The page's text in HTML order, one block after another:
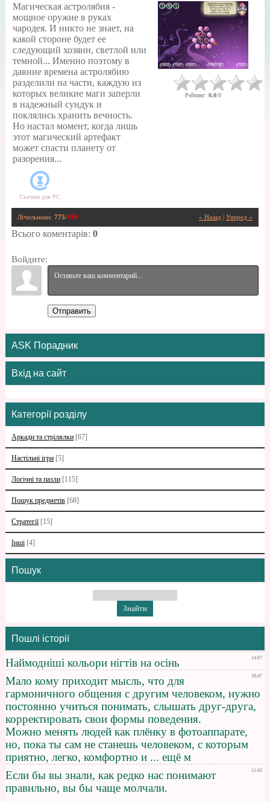
Магическая астролябия -
мощное оружие в руках
чародея. И никто не знает, на
какой стороне будет ее
следующий хозяин, светлой или
темной... Именно поэтому в
давние времена астролябию
разделили на части, каждую из
которых великие маги заперли
в надежный сундук и
поклялись хранить вечность.
Но настал момент, когда лишь
этот магический артефакт
может спасти планету от
разорения...
Скачати для PC
Рейтинг: 0.0/0
« Назад Уперед »
Лічильники: 775/489
Всього коментарів: 0
Войдите:
Отправить
ASK Порадник
Вхід на сайт
Категорії розділу
Аркади та стрілялки [67]
Настільні ігри [5]
Логічні та пазли [115]
Пошук предметів [68]
Стратегії [15]
Інші [4]
Пошук
Пошлі історії